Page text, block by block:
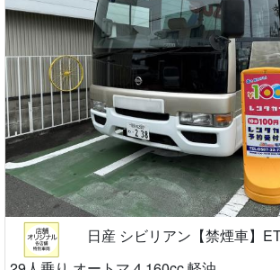
日産 シビリアン【禁煙車】